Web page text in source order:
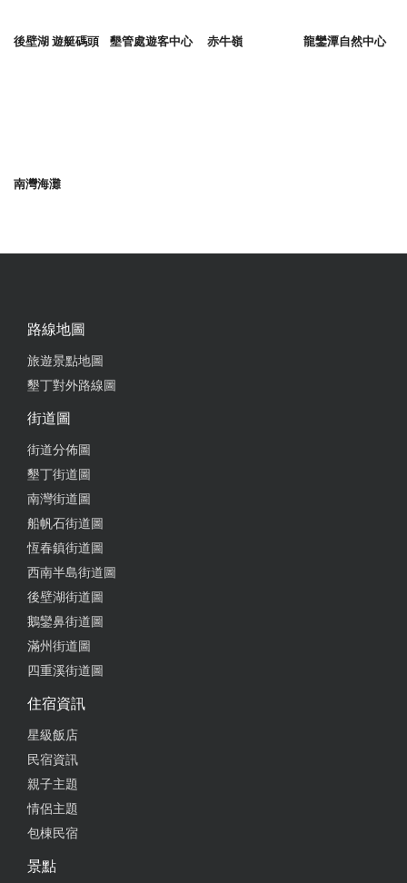
後壁湖 遊艇碼頭 墾管處遊客中心 赤牛嶺 龍鑾潭自然中心
南灣海灘
路線地圖
旅遊景點地圖
墾丁對外路線圖
街道圖
街道分佈圖
墾丁街道圖
南灣街道圖
船帆石街道圖
恆春鎮街道圖
西南半島街道圖
後壁湖街道圖
鵝鑾鼻街道圖
滿州街道圖
四重溪街道圖
住宿資訊
星級飯店
民宿資訊
親子主題
情侶主題
包棟民宿
景點